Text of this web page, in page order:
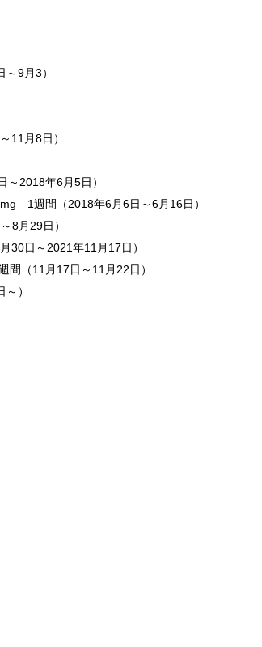
9月3）
11月8日）
2018年6月5日）
1週間（2018年6月6日～6月16日）
8月29日）
30日～2021年11月17日）
（11月17日～11月22日）
）